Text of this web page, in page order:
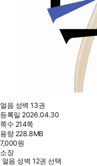
얼음 성벽 13권
등록일 2026.04.30
쪽수 214쪽
용량 228.8MB
7,000원
소장
얼음 성벽 12권 선택